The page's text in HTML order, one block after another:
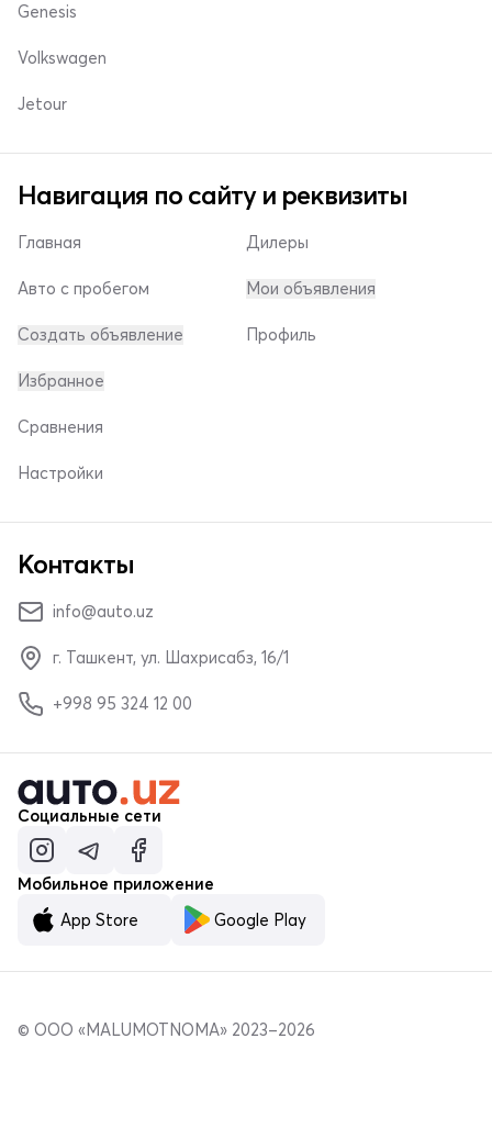
Genesis
Volkswagen
Jetour
Навигация по сайту и реквизиты
Главная
Авто с пробегом
Создать объявление
Дилеры
Мои объявления
Профиль
Избранное
Сравнения
Настройки
Контакты
info@auto.uz
г. Ташкент, ул. Шахрисабз, 16/1
+998 95 324 12 00
Социальные сети
Мобильное приложение
App Store
Google Play
© ООО «MALUMOTNOMA» 2023–2026